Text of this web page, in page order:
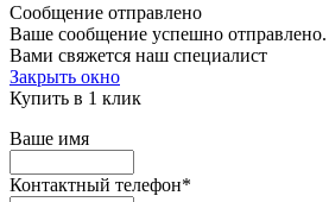
Сообщение отправлено
Ваше сообщение успешно
Вами свяжется наш специалист
Закрыть окно
Купить в 1 клик
Ваше имя
Контактный телефон*